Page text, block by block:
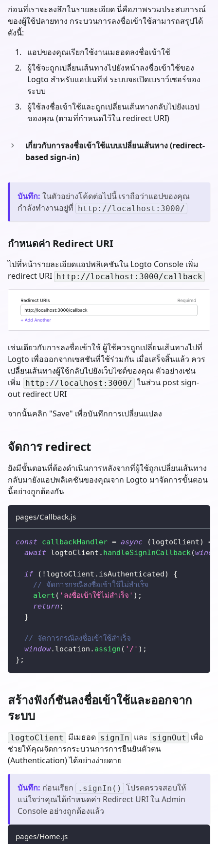
ก่อนที่เราจะลงลึกในรายละเอียด นี่คือภาพรวมประสบการณ์
ของผู้ใช้ปลายทาง กระบวนการลงชื่อเข้าใช้สามารถสรุปได้
ดังนี้:
แอปของคุณเรียกใช้งานเมธอดลงชื่อเข้าใช้
ผู้ใช้จะถูกเปลี่ยนเส้นทางไปยังหน้าลงชื่อเข้าใช้ของ
Logto สำหรับแอปเนทีฟ ระบบจะเปิดเบราว์เซอร์ของ
ระบบ
ผู้ใช้ลงชื่อเข้าใช้และถูกเปลี่ยนเส้นทางกลับไปยังแอป
ของคุณ (ตามที่กำหนดไว้ใน redirect URI)
เกี่ยวกับการลงชื่อเข้าใช้แบบเปลี่ยนเส้นทาง (redirect-
based sign-in)
บันทึก: ในตัวอย่างโค้ดต่อไปนี้ เราถือว่าแอปของคุณ
กำลังทำงานอยู่ที่ http://localhost:3000/
กำหนดค่า Redirect URI
ไปที่หน้ารายละเอียดแอปพลิเคชันใน Logto Console เพิ่ม
redirect URI http://localhost:3000/callback
เช่นเดียวกับการลงชื่อเข้าใช้ ผู้ใช้ควรถูกเปลี่ยนเส้นทางไปที่
Logto เพื่อออกจากเซสชันที่ใช้ร่วมกัน เมื่อเสร็จสิ้นแล้ว ควร
เปลี่ยนเส้นทางผู้ใช้กลับไปยังเว็บไซต์ของคุณ ตัวอย่างเช่น
เพิ่ม
http://localhost:3000/ ในส่วน post sign-
out redirect URI
จากนั้นคลิก "Save" เพื่อบันทึกการเปลี่ยนแปลง
จัดการ redirect
ยังมีขั้นตอนที่ต้องดำเนินการหลังจากที่ผู้ใช้ถูกเปลี่ยนเส้นทาง
กลับมายังแอปพลิเคชันของคุณจาก Logto มาจัดการขั้นตอน
นี้อย่างถูกต้องกัน
pages/Callback.js
const callbackHandler = async (logtoClient)
=>
await logtoClient . handleSignInCallback(
if ( ! logtoClient . isAuthenticated)
{
// จัดการกรณีลงชื่อเข้าใช้ไม่สำเร็จ
alert ( 'ลงชื่อเข้าใช้ไม่สำเร็จ' ) ;
return ;
}
// จัดการกรณีลงชื่อเข้าใช้สำเร็จ
window. location . assign ( '/' ) ;
} ;
สร้างฟังก์ชันลงชื่อเข้าใช้และออกจาก
ระบบ
logtoClient มีเมธอด signIn และ signOut
เพื่อ
ช่วยให้คุณจัดการกระบวนการการยืนยันตัวตน
(Authentication) ได้อย่างง่ายดาย
บันทึก: ก่อนเรียก .signIn()
โปรดตรวจสอบให้
แน่ใจว่าคุณได้กำหนดค่า Redirect URI ใน Admin
Console อย่างถูกต้องแล้ว
pages/Home.js